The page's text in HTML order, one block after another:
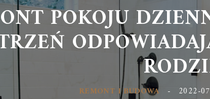
POKOJU
REMONT I BUDOWA - 2022-